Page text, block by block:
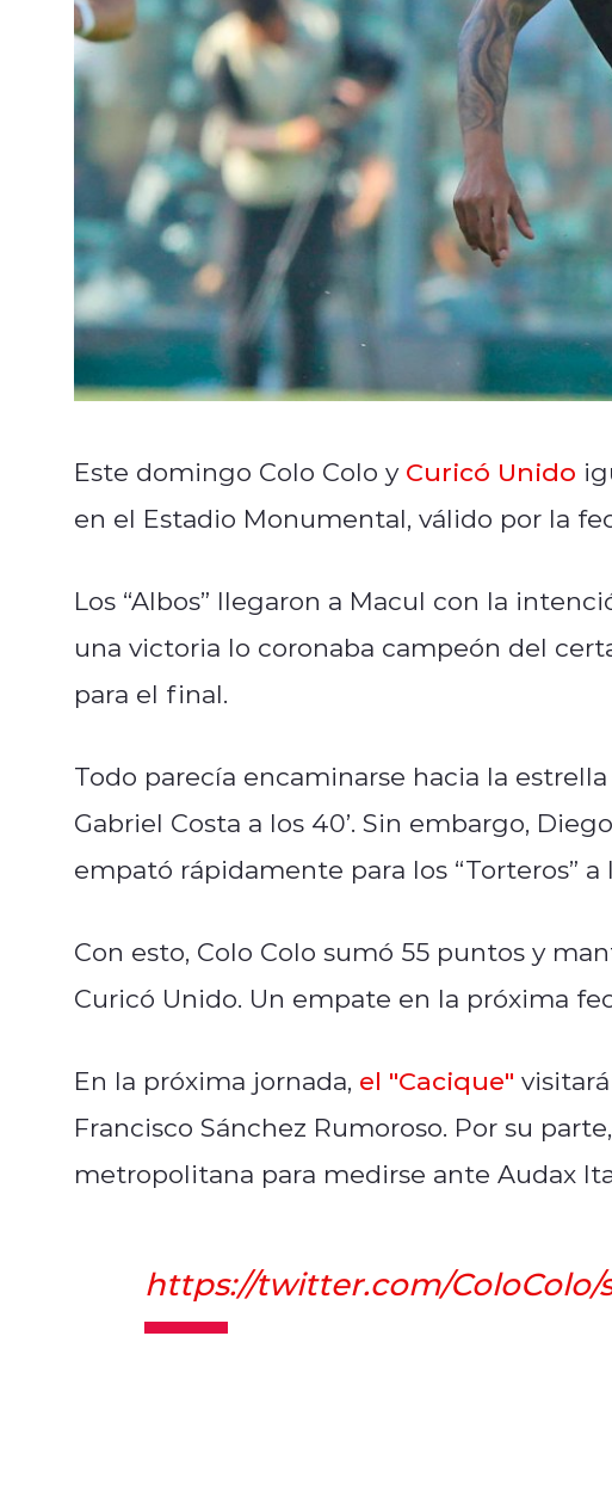
Este domingo Colo Colo y Curicó Unido
en el Estadio Monumental, válido por la
Los “Albos” llegaron a Macul con la
una victoria lo coronaba campeón del
para el final.
Todo parecía encaminarse hacia la
Gabriel Costa a los 40’. Sin embargo,
empató rápidamente para los “Torteros” a
Con esto, Colo Colo sumó 55 puntos y
Curicó Unido. Un empate en la próxima
En la próxima jornada, el "Cacique"
Francisco Sánchez Rumoroso. Por su
metropolitana para medirse ante Audax
https://twitter.com/ColoColo/